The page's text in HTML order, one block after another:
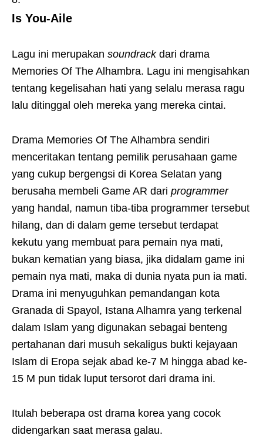
Is You-Aile
Lagu ini merupakan soundrackdari drama
Memories Of The Alhambra. Lagu ini mengisahkan
tentang kegelisahan hati yang selalu merasa ragu
lalu ditinggal oleh mereka yang mereka cintai.
Drama Memories Of The Alhambra sendiri
menceritakan tentang pemilik perusahaan game
yang cukup bergengsi di Korea Selatan yang
berusaha membeli Game AR dari programmer
yang handal, namun tiba-tiba programmer tersebut
hilang, dan di dalam geme tersebut terdapat
kekutu yang membuat para pemain nya mati,
bukan kematian yang biasa, jika didalam game ini
pemain nya mati, maka di dunia nyata pun ia mati.
Drama ini menyuguhkan pemandangan kota
Granada di Spayol, Istana Alhamra yang terkenal
dalam Islam yang digunakan sebagai benteng
pertahanan dari musuh sekaligus bukti kejayaan
Islam di Eropa sejak abad ke-7 M hingga abad ke-
15 M pun tidak luput tersorot dari drama ini.
Itulah beberapa ost drama korea yang cocok
didengarkan saat merasa galau.